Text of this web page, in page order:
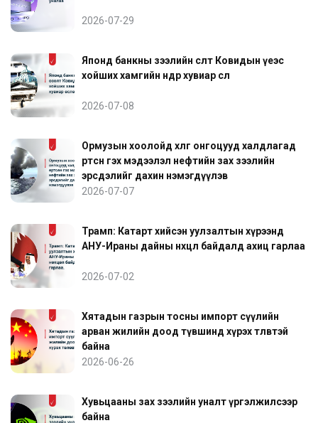
2026-07-29
Японд банкны зээлийн өсөлт Ковидын үеэс
хойших хамгийн өндөр хувиар өслөө
2026-07-08
Ормузын хоолойд хөлөг онгоцууд халдлагад
өртсөн гэх мэдээлэл нефтийн зах зээлийн
эрсдэлийг дахин нэмэгдүүлэв
2026-07-07
Трамп: Катарт хийсэн уулзалтын хүрээнд
АНУ-Ираны дайны нөхцөл байдалд ахиц гарлаа
2026-07-02
Хятадын газрын тосны импорт сүүлийн
арван жилийн доод түвшинд хүрэх төлөвтэй
байна
2026-06-26
Хувьцааны зах зээлийн уналт үргэлжилсээр
байна